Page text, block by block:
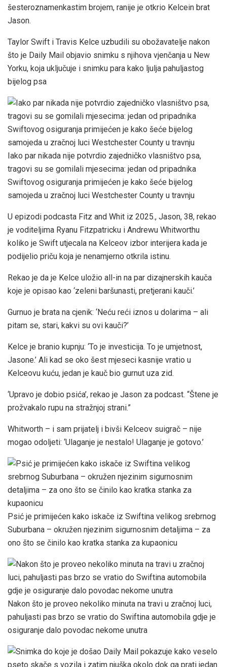
šesteroznamenkastim brojem, ranije je otkrio Kelcein brat
Jason.
Taylor Swift i Travis Kelce uzbudili su obožavatelje nakon
što je Daily Mail objavio snimku s njihova vjenčanja u New
Yorku, koja uključuje i snimku para kako ljulja pahuljastog
bijelog psa
Iako par nikada nije potvrdio zajedničko vlasništvo psa,
tragovi su se gomilali mjesecima: jedan od pripadnika
Swiftovog osiguranja primijećen je kako šeće bijelog
samojeda u zračnoj luci Westchester County u travnju
U epizodi podcasta Fitz and Whit iz 2025., Jason, 38, rekao
je voditeljima Ryanu Fitzpatricku i Andrewu Whitworthu
koliko je Swift utjecala na Kelceov izbor interijera kada je
podijelio priču koja je nenamjerno otkrila istinu.
Rekao je da je Kelce uložio all-in na par dizajnerskih kauča
koje je opisao kao ‘zeleni baršunasti, pretjerani kauči.’
Gurnuo je brata na cjenik: ‘Neću reći iznos u dolarima – ali
pitam se, stari, kakvi su ovi kauči?’
Kelce je branio kupnju: ‘To je investicija. To je umjetnost,
Jasone.’ Ali kad se oko šest mjeseci kasnije vratio u
Kelceovu kuću, jedan je kauč bio gurnut uza zid.
‘Upravo je dobio psića’, rekao je Jason za podcast. “Štene je
prožvakalo rupu na stražnjoj strani.”
Whitworth – i sam prijatelj i bivši Kelceov suigrač – nije
mogao odoljeti: ‘Ulaganje je nestalo! Ulaganje je gotovo.’
Psić je primijećen kako iskače iz Swiftina velikog srebrnog
Suburbana – okružen njezinim sigurnosnim detaljima – za
ono što se činilo kao kratka stanka za kupaonicu
Nakon što je proveo nekoliko minuta na travi u zračnoj luci,
pahuljasti pas brzo se vratio do Swiftina automobila gdje je
osiguranje dalo povodac nekome unutra